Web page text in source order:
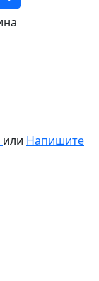
или Напишите